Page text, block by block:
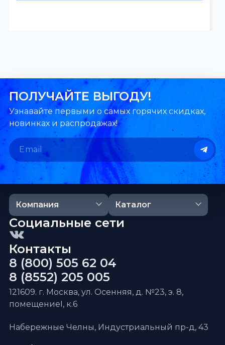
ПОЛУЧАЙТЕ ВЫГОДУ!
Узнавайте первыми о самых горячих скидках,
новинках и распродажах!
Компания Каталог
Контакты
8 (800) 505 62 04
8 (8552) 205 005
121609. г. Москва, ул. Осенняя, д. №23, э. 8,
помещениеI, к.6
Набережные Челны, Индустриальный пр-д, 43
Социальные сети